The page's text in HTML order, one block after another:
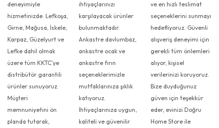
deneyimiyle
hizmetinizde. Lefkoşa,
Girne, Mağusa, İskele,
Karpaz, Güzelyurt ve
Lefke dahil olmak
üzere tüm KKTC'ye
distribütör garantili
ürünler sunuyoruz.
Müşteri
memnuniyetini ön
planda tutarak,
ihtiyaçlarınızı
karşılayacak ürünler
bulunmaktadır.
Ankastre davlumbaz,
ankastre ocak ve
ankastre fırın
seçeneklerimizle
mutfaklarınıza şıklık
katıyoruz.
İhtiyaçlarınıza uygun,
kaliteli ve güvenilir
ve en hızlı teslimat
seçeneklerini sunmayı
hedefliyoruz. Güvenli
alışveriş deneyimi için
gerekli tüm önlemleri
alıyor, kişisel
verilerinizi koruyoruz.
Bize duyduğunuz
güven için teşekkür
eder, evinizi Doğru
Home Store ile